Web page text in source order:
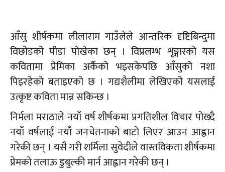
आँसु शीर्षकमा लीलाराम गाउँलेले आन्तरिक दृष्टिबिन्दुमा
विछोडको पीडा पोखेका छन् । विप्रलम्भ शृङ्गारको यस
कवितामा प्रेमिका अर्कैको भइसकेपछि आँसुको नशा
पिइरहेको बताइएको छ । गद्यशैलीमा लेखिएको यसलाई
उत्कृष्ट कविता मान्न सकिन्छ ।
निर्मला मराठाले नयाँ वर्ष शीर्षकमा प्रगतिशील विचार पोख्दै
नयाँ वर्षलाई नयाँ जनचेतनाको बाटो लिएर आउन आह्वान
गरेकी छन् । यसै गरी शर्मिला सुवेदीले वास्तविकता शीर्षकमा
प्रेमको तलाऊ डुबुल्की मार्न आह्वान गरेकी छन् ।